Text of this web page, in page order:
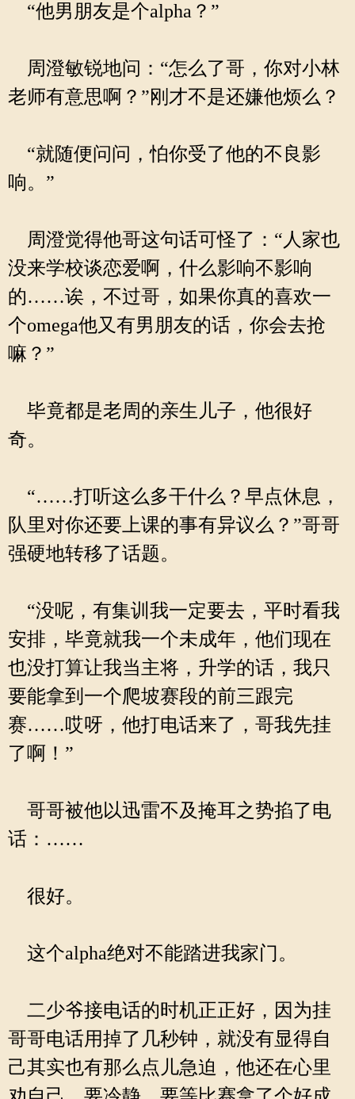
“他男朋友是个alpha？”
周澄敏锐地问：“怎么了哥，你对小林
老师有意思啊？”刚才不是还嫌他烦么？
“就随便问问，怕你受了他的不良影
响。”
周澄觉得他哥这句话可怪了：“人家也
没来学校谈恋爱啊，什么影响不影响
的……诶，不过哥，如果你真的喜欢一
个omega他又有男朋友的话，你会去抢
嘛？”
毕竟都是老周的亲生儿子，他很好
奇。
“……打听这么多干什么？早点休息，
队里对你还要上课的事有异议么？”哥哥
强硬地转移了话题。
“没呢，有集训我一定要去，平时看我
安排，毕竟就我一个未成年，他们现在
也没打算让我当主将，升学的话，我只
要能拿到一个爬坡赛段的前三跟完
赛……哎呀，他打电话来了，哥我先挂
了啊！”
哥哥被他以迅雷不及掩耳之势掐了电
话：……
很好。
这个alpha绝对不能踏进我家门。
二少爷接电话的时机正正好，因为挂
哥哥电话用掉了几秒钟，就没有显得自
己其实也有那么点儿急迫，他还在心里